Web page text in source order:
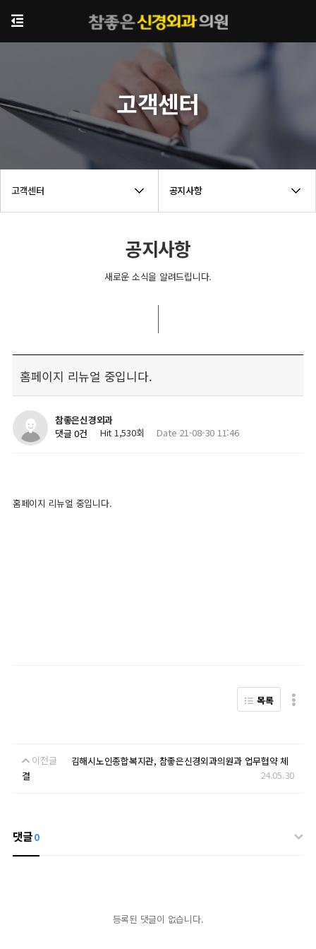
고객센터 공지사항
고객센터
공지사항
새로운 소식을 알려드립니다.
홈페이지 리뉴얼 중입니다.
참좋은신경외과
댓글 0건
Hit 1,530회 Date 21-08-30 11:46
홈페이지 리뉴얼 중입니다.
목록
이전글
김해시노인종합복지관, 참좋은신경외과의원과 업무협약 체
결
24.05.30
댓글0
등록된 댓글이 없습니다.